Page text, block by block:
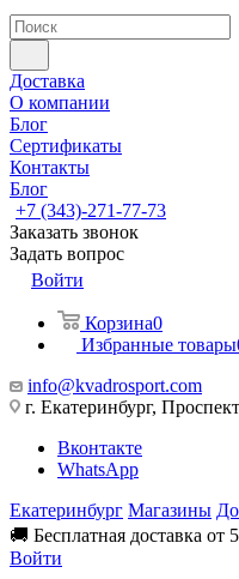
Доставка
О компании
Блог
Сертификаты
Контакты
Блог
+7 (343)-271-77-73
Заказать звонок
Задать вопрос
Войти
Корзина0
Избранные товары
info@kvadrosport.com
г. Екатеринбург,
Вконтакте
WhatsApp
Екатеринбург Магазины
🚚 Бесплатная доставка от
Войти